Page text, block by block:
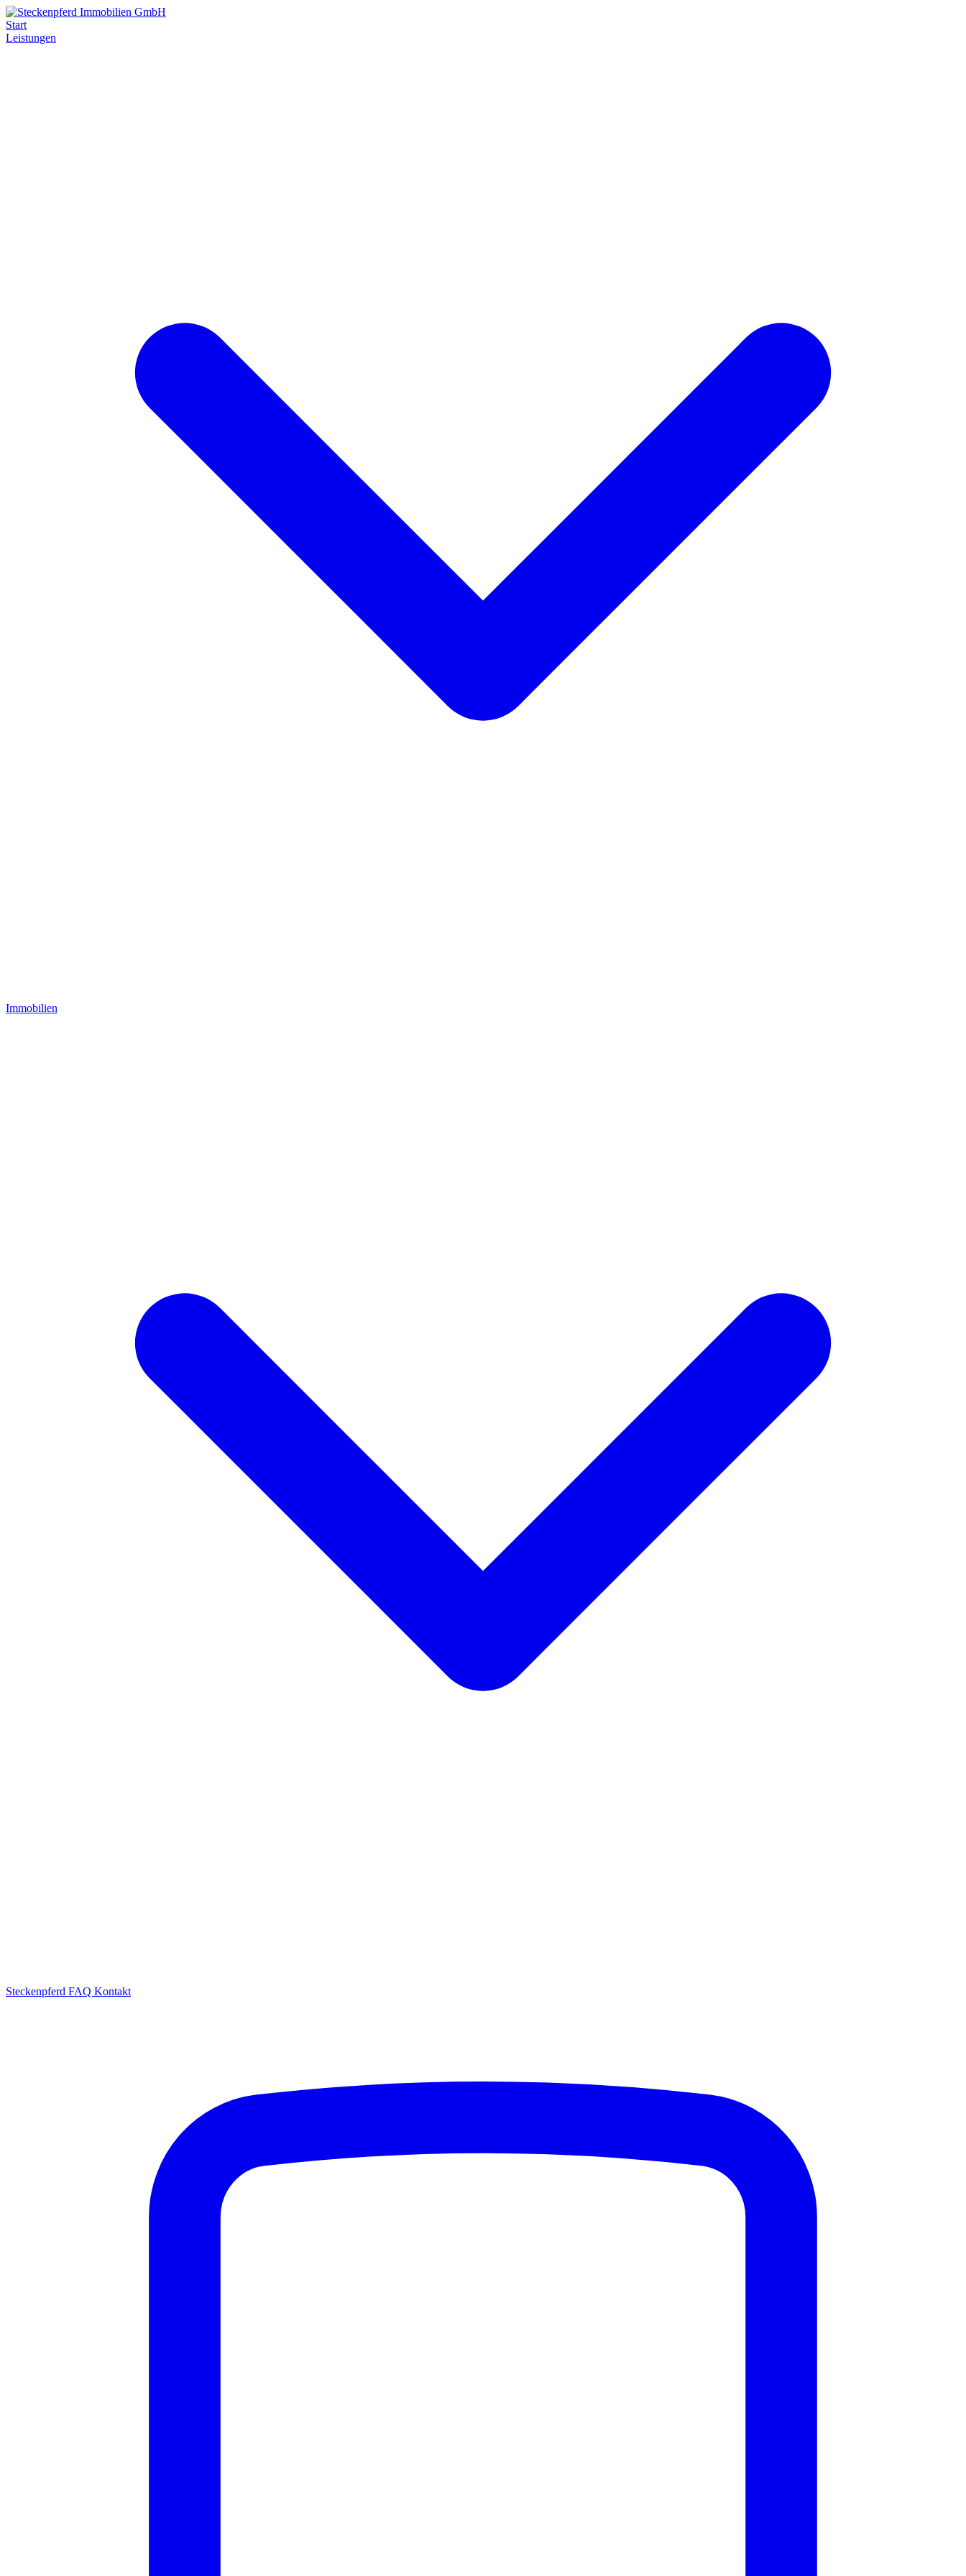
Start
Leistungen
Immobilien
Steckenpferd FAQ Kontakt